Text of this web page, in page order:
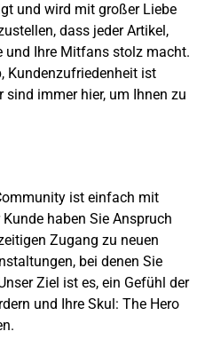
und wird mit großer Liebe
dass jeder Artikel,
und Ihre Mitfans stolz macht.
Kundenzufriedenheit ist
sind immer hier, um Ihnen zu
ist einfach mit
haben Sie Anspruch
Zugang zu neuen
bei denen Sie
Ziel ist es, ein Gefühl der
und Ihre Skul: The Hero